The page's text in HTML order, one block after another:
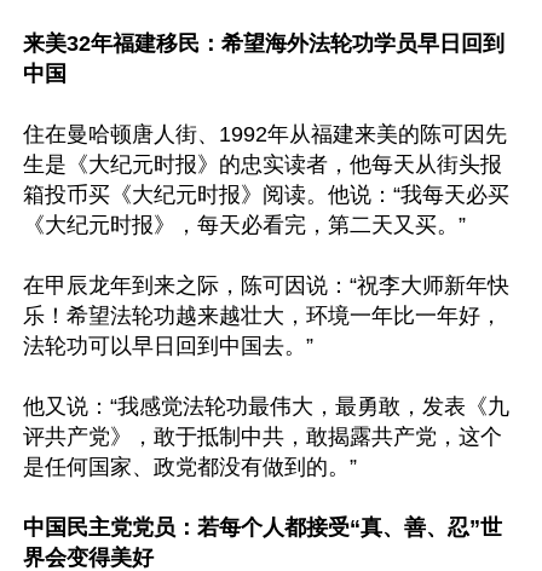
来美32年福建移民：希望海外法轮功学员早日回到
中国
住在曼哈顿唐人街、1992年从福建来美的陈可因先
生是《大纪元时报》的忠实读者，他每天从街头报
箱投币买《大纪元时报》阅读。他说：“我每天必买
《大纪元时报》，每天必看完，第二天又买。”
在甲辰龙年到来之际，陈可因说：“祝李大师新年快
乐！希望法轮功越来越壮大，环境一年比一年好，
法轮功可以早日回到中国去。”
他又说：“我感觉法轮功最伟大，最勇敢，发表《九
评共产党》，敢于抵制中共，敢揭露共产党，这个
是任何国家、政党都没有做到的。”
中国民主党党员：若每个人都接受“真、善、忍”世
界会变得美好